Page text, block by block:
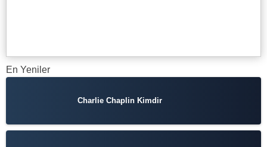
En Yeniler
Charlie Chaplin Kimdir